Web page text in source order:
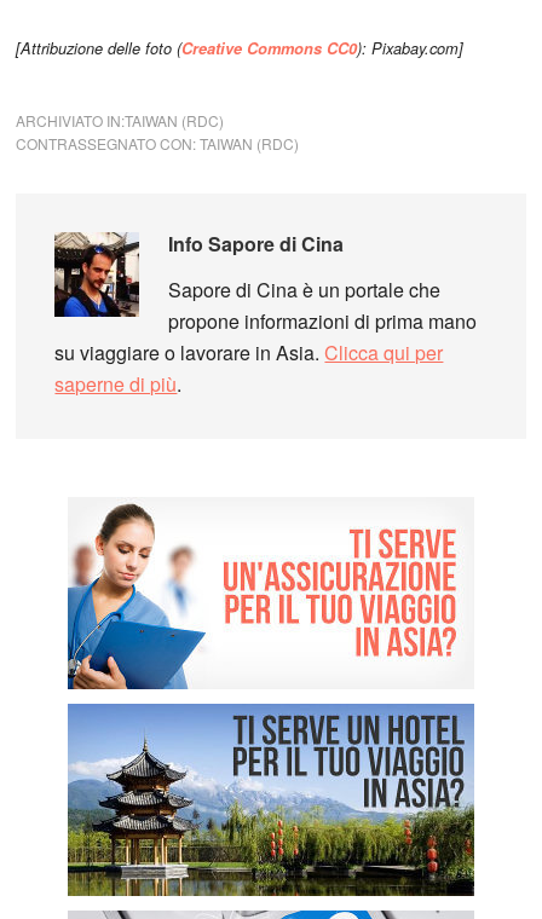
[Attribuzione delle foto (Creative Commons CC0): Pixabay.com]
ARCHIVIATO IN:TAIWAN (RDC)
CONTRASSEGNATO CON:TAIWAN (RDC)
InfoSapore di Cina
Sapore di Cina è un portale che
propone informazioni di prima mano
su viaggiare o lavorare in Asia.Clicca qui per
saperne di più.